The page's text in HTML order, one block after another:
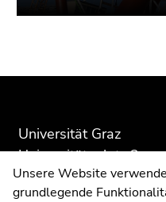
des
Universität Graz
Universitätsplatz 3
8010 Graz
dieses
Übersicht
der
Seitenbereiche
dieses
Übersicht
der
Seitenbereiche
Unsere Website
grundlegende